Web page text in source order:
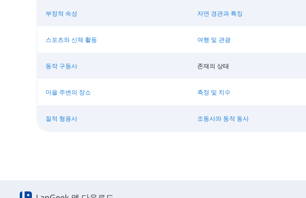
부정적 속성 자연 경관과 특징
스포츠와 신체 활동 여행 및 관광
동작 구동사 존재의 상태
마을 주변의 장소 측정 및 치수
질적 형용사 조동사와 동작 동사